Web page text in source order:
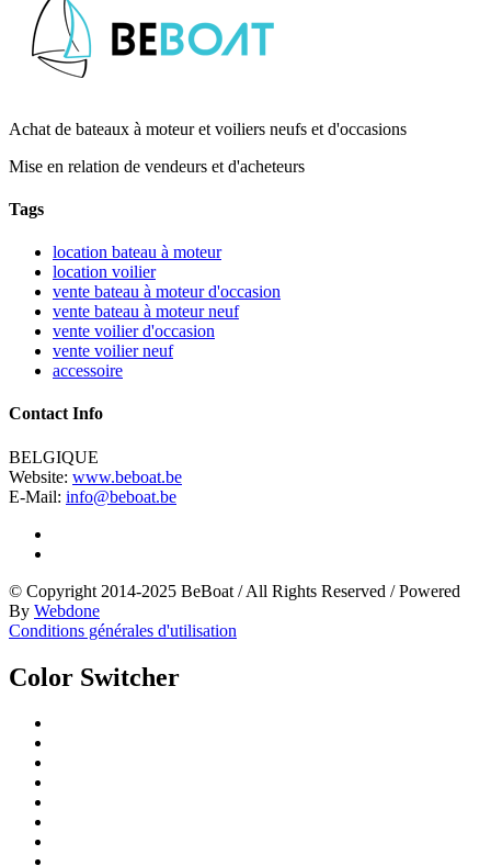
Achat de bateaux à moteur et voiliers neufs et d'occasions
Mise en relation de vendeurs et d'acheteurs
Tags
location bateau à moteur
location voilier
vente bateau à moteur d'occasion
vente bateau à moteur neuf
vente voilier d'occasion
vente voilier neuf
accessoire
Contact Info
BELGIQUE
Website: www.beboat.be
E-Mail: info@beboat.be
© Copyright 2014-2025 BeBoat /All Rights Reserved /Powered
By Webdone
Conditions générales d'utilisation
Color Switcher